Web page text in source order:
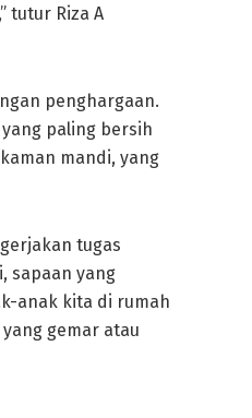
tutur Riza A
penghargaan.
paling bersih
mandi, yang
tugas
sapaan yang
anak kita di rumah
gemar atau